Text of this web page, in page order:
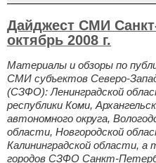
Дайджест СМИ
октябрь 2008 г.
Материалы и обзоры по
СМИ субъектов Северо-
(СЗФО): Ленинградской
республики Коми,
автономного округа,
области, Новгородской
Калининградской области, а
городов СЗФО Санкт-